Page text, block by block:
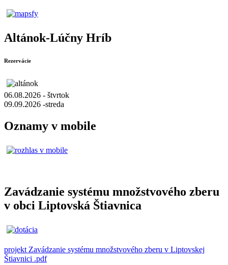
Altánok-Lúčny Hríb
Rezervácie
06.08.2026 - štvrtok
09.09.2026 -streda
Oznamy v mobile
Zavádzanie systému množstvového zberu
v obci Liptovská Štiavnica
projekt Zavádzanie systému množstvového zberu v Liptovskej
Štiavnici .pdf